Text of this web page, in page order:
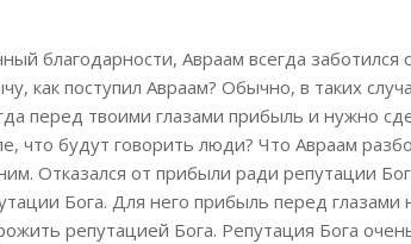
благодарности, Авраам всегда заботился
как поступил Авраам? Обычно, в таких
перед твоими глазами прибыль и нужно
что будут говорить люди? Что Авраам
Отказался от прибыли ради репутации
Бога. Для него прибыль перед
репутацией Бога. Репутация Бога